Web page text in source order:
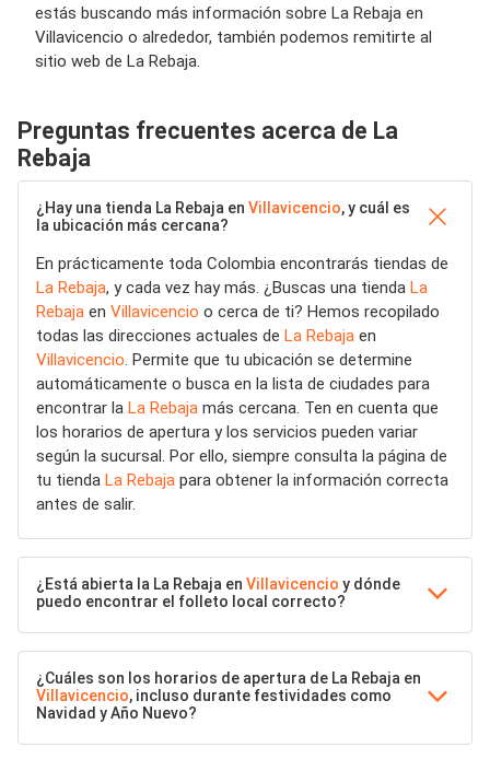
estás buscando más información sobre La Rebaja en
Villavicencio o alrededor, también podemos remitirte al
sitio web de La Rebaja.
Preguntas frecuentes acerca de La
Rebaja
¿Hay una tienda La Rebaja en Villavicencio, y cuál es
la ubicación más cercana?
En prácticamente toda Colombia encontrarás tiendas de
La Rebaja, y cada vez hay más. ¿Buscas una tienda La
Rebaja en Villavicencio o cerca de ti? Hemos recopilado
todas las direcciones actuales de La Rebaja en
Villavicencio. Permite que tu ubicación se determine
automáticamente o busca en la lista de ciudades para
encontrar la La Rebaja más cercana. Ten en cuenta que
los horarios de apertura y los servicios pueden variar
según la sucursal. Por ello, siempre consulta la página de
tu tienda La Rebaja para obtener la información correcta
antes de salir.
¿Está abierta la La Rebaja en Villavicencio y dónde
puedo encontrar el folleto local correcto?
¿Cuáles son los horarios de apertura de La Rebaja en
Villavicencio, incluso durante festividades como
Navidad y Año Nuevo?